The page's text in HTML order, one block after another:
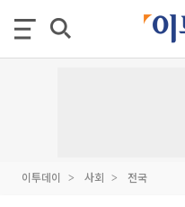
이투데이 사회 전국